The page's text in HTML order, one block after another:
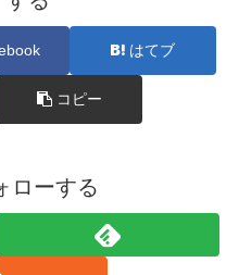
はてブ
コピー
ローする